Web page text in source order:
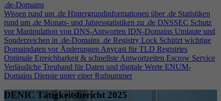
.de-Domains
Wissen rund um .de Hintergrundinformationen über .de Statistiken
rund um .de Monats- und Jahresstatistiken zu .de DNSSEC Schutz
vor Manipulation von DNS-Antworten IDN-Domains Umlaute und
Sonderzeichen in .de-Domains .de Registry Lock Schützt wichtige
Domaindaten vor ÄnderungenAnycast für TLD Registries
Optimale Erreichbarkeit & schnellste Antwortzeiten Escrow Service
Verlässliche Treuhand für Daten und digitale Werte ENUM-
Domains Dienste unter einer Rufnummer
DENIC Tätigkeitsbericht 2025